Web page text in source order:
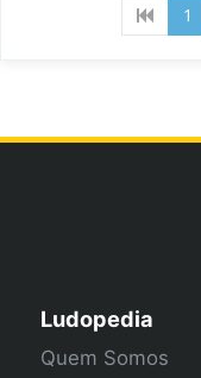
1
Ludopedia
Quem Somos